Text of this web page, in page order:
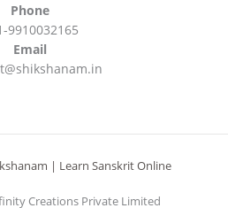
Phone
9910032165
Email
| Learn Sanskrit Online
Creations Private Limited